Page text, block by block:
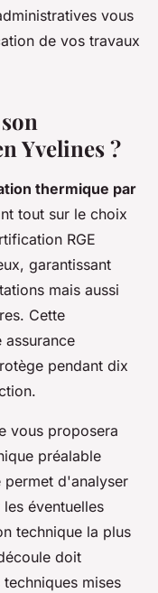
vous
de vos travaux
Yvelines ?
thermique par
tout sur le choix
RGE
garantissant
mais aussi
Cette
pendant dix
vous proposera
préalable
d'analyser
éventuelles
technique la plus
doit
mises